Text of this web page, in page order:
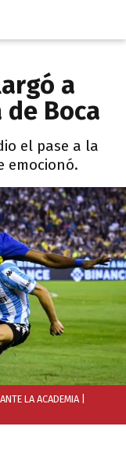
a
Boca
el pase a la
emocionó.
LA ACADEMIA